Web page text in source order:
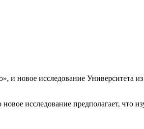
новое исследование Университета
исследование предполагает,